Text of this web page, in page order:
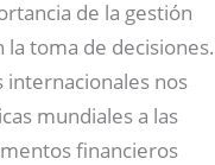
de la gestión
la toma de decisiones.
internacionales nos
mundiales a las
financieros